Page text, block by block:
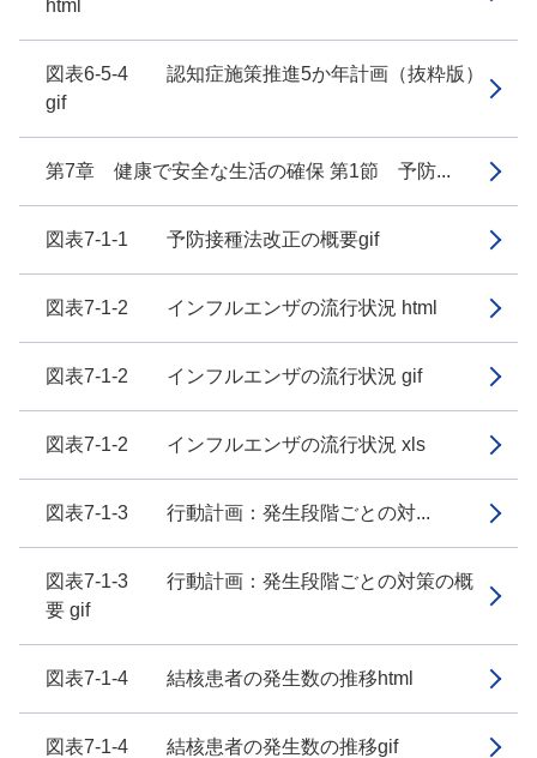
html
図表6-5-4 認知症施策推進5か年計画（抜粋版）
gif
第7章 健康で安全な生活の確保 第1節 予防...
図表7-1-1 予防接種法改正の概要gif
図表7-1-2 インフルエンザの流行状況 html
図表7-1-2 インフルエンザの流行状況 gif
図表7-1-2 インフルエンザの流行状況 xls
図表7-1-3 行動計画：発生段階ごとの対...
図表7-1-3 行動計画：発生段階ごとの対策の概
要 gif
図表7-1-4 結核患者の発生数の推移html
図表7-1-4 結核患者の発生数の推移gif